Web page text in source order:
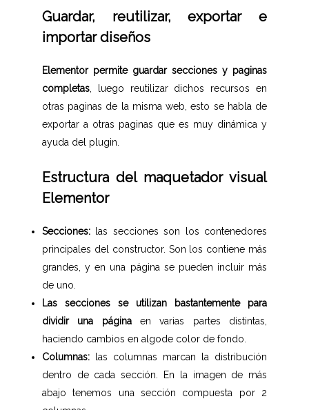
Guardar, reutilizar, exportar e
importar diseños
Elementor permite guardar secciones y paginas
completas, luego reutilizar dichos recursos en
otras paginas de la misma web, esto se habla de
exportar a otras paginas que es muy dinámica y
ayuda del plugin.
Estructura del maquetador visual
Elementor
Secciones:
las secciones son los contenedores
principales del constructor. Son los contiene más
grandes, y en una página se pueden incluir más
de uno.
Las secciones se utilizan bastantemente para
dividir una páginaen varias partes distintas,
haciendo cambios en algode color de fondo.
Columnas:las columnas marcan la distribución
dentro de cada sección. En la imagen de más
abajo tenemos una sección compuesta por 2